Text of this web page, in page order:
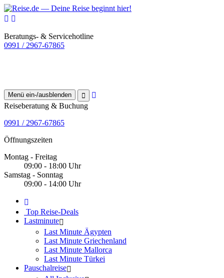
Beratungs- & Servicehotline
0991 / 2967-67865
Menü ein-/ausblenden
Reiseberatung & Buchung
0991 / 2967-67865
Öffnungszeiten
Montag - Freitag
09:00 - 18:00 Uhr
Samstag - Sonntag
09:00 - 14:00 Uhr
Top Reise-Deals
Lastminute
Last Minute Ägypten
Last Minute Griechenland
Last Minute Mallorca
Last Minute Türkei
Pauschalreise